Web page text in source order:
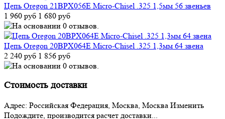
Цепь Oregon 21BPX056E Micro-Chisel .325 1,5мм 56 звеньев
1 960 руб 1 680 руб
Цепь Oregon 20BPX064E Micro-Chisel .325 1,3мм 64 звена
2 240 руб 1 856 руб
Стоимость доставки
Адрес: Российская Федерация, Москва, Москва Изменить
Подождите, производится расчет доставки...